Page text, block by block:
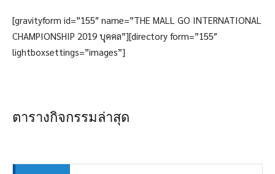
[gravityform id=”155″ name=”THE MALL GO INTERNATIONAL
CHAMPIONSHIP 2019 บุคคล”][directory form=”155″
lightboxsettings=”images”]
ตารางกิจกรรมล่าสุด